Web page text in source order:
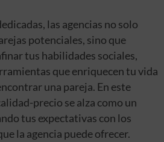
las agencias no solo
potenciales, sino que
tus habilidades sociales,
que enriquecen tu vida
una pareja. En este
precio se alza como un
tus expectativas con los
la agencia puede ofrecer.